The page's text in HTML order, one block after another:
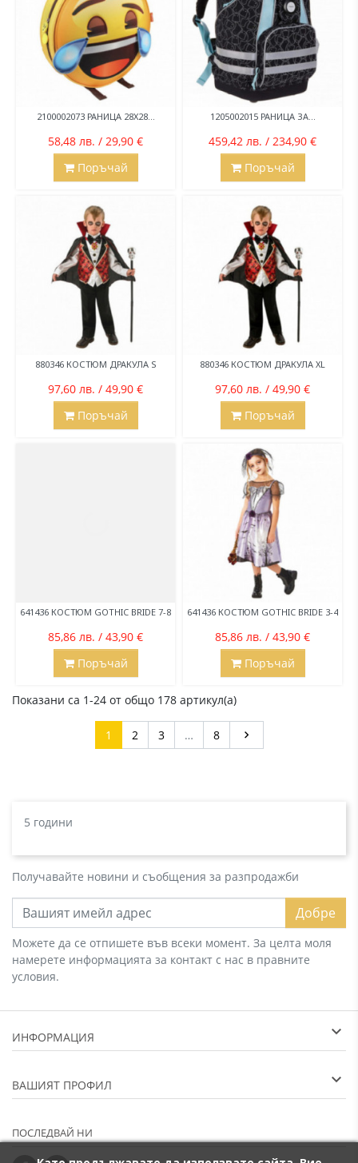
2100002073 РАНИЦА 28Х28...
58,48 лв. / 29,90 €
Поръчай
1205002015 РАНИЦА ЗА...
459,42 лв. / 234,90 €
Поръчай
880346 КОСТЮМ ДРАКУЛА S
97,60 лв. / 49,90 €
Поръчай
880346 КОСТЮМ ДРАКУЛА XL
97,60 лв. / 49,90 €
Поръчай
641436 КОСТЮМ GOTHIC BRIDE 7-8
85,86 лв. / 43,90 €
Поръчай
641436 КОСТЮМ GOTHIC BRIDE 3-4
85,86 лв. / 43,90 €
Поръчай
Показани са 1-24 от общо 178 артикул(а)
1 2 3 … 8 Напред

5 години
Получавайте новини и съобщения за разпродажби
Добре
Можете да се отпишете във всеки момент. За целта моля
намерете информацията за контакт с нас в правните
условия.
ИНФОРМАЦИЯ
ВАШИЯТ ПРОФИЛ
ПОСЛЕДВАЙ НИ